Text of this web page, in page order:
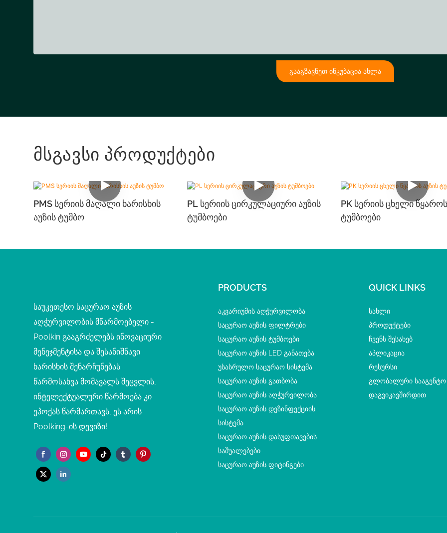
ᲒᲐᲐᲒᲖᲐᲕᲜᲔᲗ ᲘᲜᲙᲣᲑᲐᲪᲘᲐ ᲐᲮᲚᲐ
Მსგავსი Პროდუქტები
PMS Სერიის Მაღალი Ხარისხის
Აუზის Ტუმბო
PL Სერიის Ცირკულაციური Აუზის
Ტუმბოები
PK Სერიის Ცხელი Წყაროს
Ტუმბოები
საუკეთესო საცურაო აუზის
აღჭურვილობის მწარმოებელი -
Poolkin გააგრძელებს ინოვაციური
მენეჯმენტისა და შესანიშნავი
ხარისხის შენარჩუნებას.
წარმოსახვა მომავალს შეცვლის,
ინტელექტუალური წარმოება კი
ეპოქას წარმართავს, ეს არის
Poolking-ის დევიზი!
PRODUCTS
Აკვარიუმის Აღჭურვილობა
Საცურაო Აუზის Ფილტრები
Საცურაო Აუზის Ტუმბოები
Საცურაო Აუზის LED Განათება
Უსასრულო Საცურაო Სისტემა
Საცურაო Აუზის Გათბობა
Საცურაო Აუზის Აღჭურვილობა
Საცურაო Აუზის Დეზინფექციის
Სისტემა
Საცურაო Აუზის Დასუფთავების
Საშუალებები
Საცურაო Აუზის Ფიტინგები
QUICK LINKS
ᲡᲐᲮᲚᲘ
ᲞᲠᲝᲓᲣᲥᲢᲔᲑᲘ
ᲩᲕᲔᲜᲡ ᲨᲔᲡᲐᲮᲔᲑ
ᲐᲞᲚᲘᲙᲐᲪᲘᲐ
ᲠᲔᲡᲣᲠᲡᲘ
ᲒᲚᲝᲑᲐᲚᲣᲠᲘ ᲡᲐᲐᲒᲔᲜᲢᲝ
ᲓᲐᲒᲕᲘᲙᲐᲕᲨᲘᲠᲓᲘᲗ